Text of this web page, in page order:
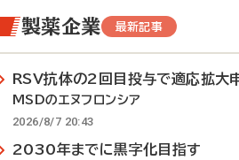
製薬企業 最新記事
RSV抗体の2回目投与で適応拡大
MSDのエヌフロンシア
2026/8/7 20:43
2030年までに黒字化目指す